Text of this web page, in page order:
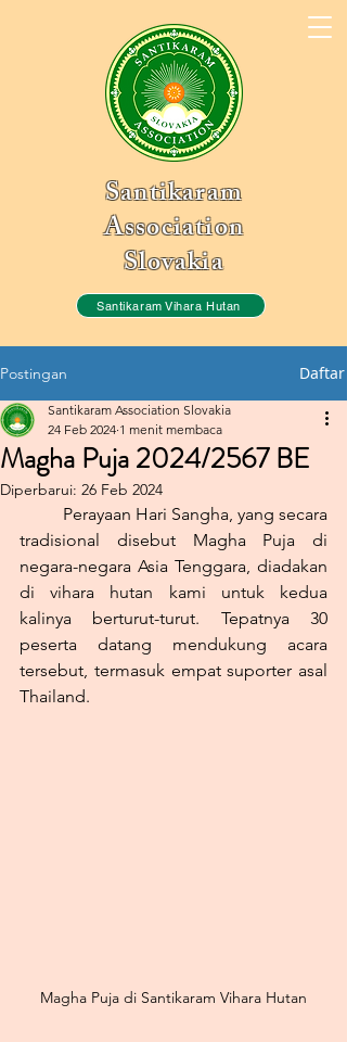
Santikaram
Association
Slovakia
Santikaram Vihara Hutan
Postingan Daftar
Magha Puja 2024/2567 BE
Santikaram Association Slovakia
24 Feb 2024 1 menit membaca
Diperbarui: 26 Feb 2024
tradisional disebut Magha Puja di
negara-negara Asia Tenggara, diadakan
di vihara hutan kami untuk kedua
kalinya berturut-turut. Tepatnya 30
peserta datang mendukung acara
tersebut, termasuk empat suporter asal
Thailand.
Magha Puja di Santikaram Vihara Hutan